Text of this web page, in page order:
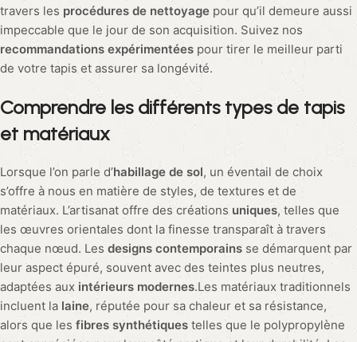
travers les procédures de nettoyage pour qu’il demeure aussi
impeccable que le jour de son acquisition. Suivez nos
recommandations expérimentées pour tirer le meilleur parti
de votre tapis et assurer sa longévité.
Comprendre les différents types de tapis
et matériaux
Lorsque l’on parle d’habillage de sol, un éventail de choix
s’offre à nous en matière de styles, de textures et de
matériaux. L’artisanat offre des créations uniques, telles que
les œuvres orientales dont la finesse transparaît à travers
chaque nœud. Les designs contemporains se démarquent par
leur aspect épuré, souvent avec des teintes plus neutres,
adaptées aux intérieurs modernes.Les matériaux traditionnels
incluent la laine, réputée pour sa chaleur et sa résistance,
alors que les fibres synthétiques telles que le polypropylène